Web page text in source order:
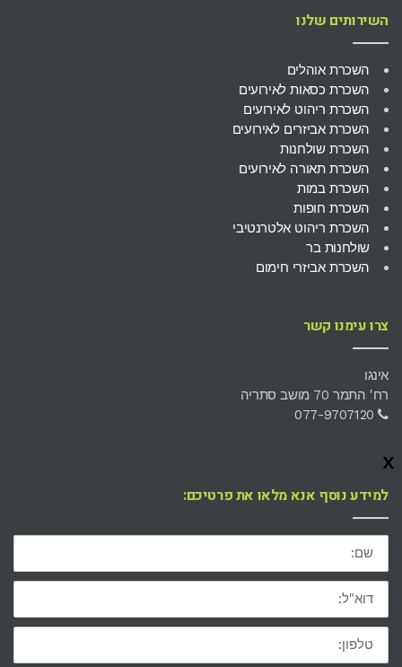
השירותים שלנו
השכרת אוהלים
השכרת כסאות לאירועים
השכרת ריהוט לאירועים
השכרת אביזרים לאירועים
השכרת שולחנות
השכרת תאורה לאירועים
השכרת במות
השכרת חופות
השכרת ריהוט אלטרנטיבי
שולחנות בר
השכרת אביזרי חימום
צרו עימנו קשר
אינגו
רח' התמר 70 מושב סתריה
077-9707120
x
למידע נוסף אנא מלאו את פרטיכם:
שם:
דוא"ל:
טלפון: